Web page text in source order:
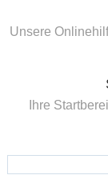
Unsere
Ihre